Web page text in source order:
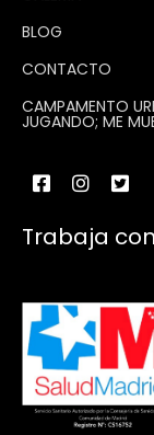
BLOG
CONTACTO
CAMPAMENTO
JUGANDO; ME
Trabaja